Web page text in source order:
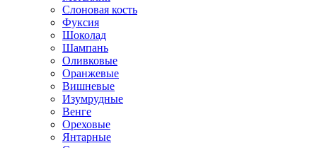
Слоновая кость
Фуксия
Шоколад
Шампань
Оливковые
Оранжевые
Вишневые
Изумрудные
Венге
Ореховые
Янтарные